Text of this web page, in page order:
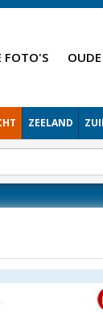
FOTO'S
ZEELAND